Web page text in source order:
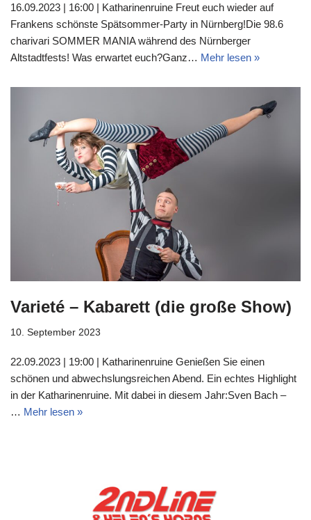
16.09.2023 | 16:00 | Katharinenruine Freut euch wieder auf
Frankens schönste Spätsommer-Party in Nürnberg!Die 98.6
charivari SOMMER MANIA während des Nürnberger
Altstadtfests! Was erwartet euch?Ganz… Mehr lesen »
Varieté – Kabarett (die große Show)
10. September 2023
22.09.2023 | 19:00 | Katharinenruine Genießen Sie einen
schönen und abwechslungsreichen Abend. Ein echtes Highlight
in der Katharinenruine. Mit dabei in diesem Jahr:Sven Bach –
… Mehr lesen »